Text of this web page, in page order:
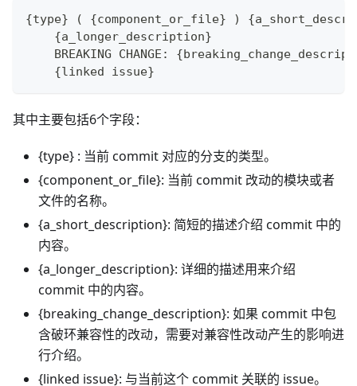
{type} ( {component_or_file} )
    {a_longer_description}
BREAKING CHANGE:
    {linked issue}
其中主要包括6个字段：
{type} : 当前 commit 对应的分支的类型。
{component_or_file}: 当前 commit 改动的模块或者
文件的名称。
{a_short_description}: 简短的描述介绍 commit 中的
内容。
{a_longer_description}: 详细的描述用来介绍
commit 中的内容。
{breaking_change_description}: 如果 commit 中包
含破环兼容性的改动，需要对兼容性改动产生的影响进
行介绍。
{linked issue}: 与当前这个 commit 关联的 issue。